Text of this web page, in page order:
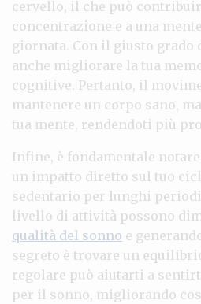
cervello, il che può
concentrazione e a una
giornata. Con il giusto grado
anche migliorare la tua
cognitive. Pertanto, il
mantenere un corpo sano,
tua mente, rendendoti più
Infine, è fondamentale
un impatto diretto sul tuo
sedentario per lunghi
livello di attività possono
qualità del sonno e
segreto è trovare un
regolare può aiutarti a
per il sonno, migliorando